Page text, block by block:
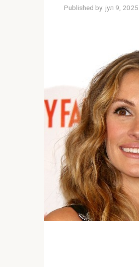
Published by: јул 9, 2025